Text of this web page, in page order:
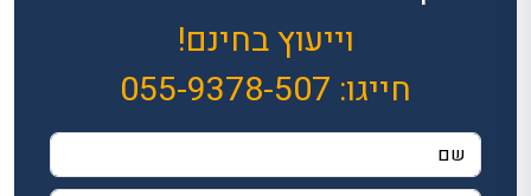
וייעוץ בחינם!
חייגו: 055-9378-507